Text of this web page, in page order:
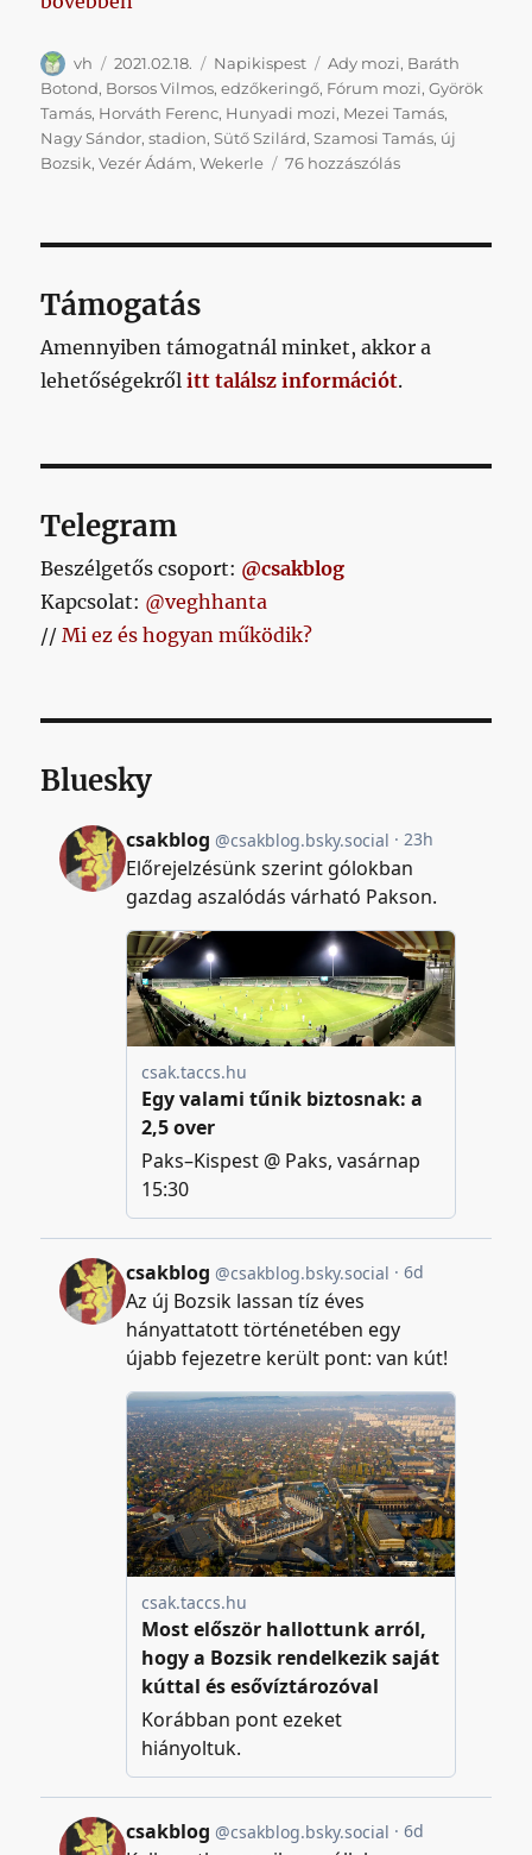
Szerző
vh Közzétéve
2021.02.18. Kategória
Napikispest Címke
Ady mozi, Baráth
Botond, Borsos Vilmos,edzőkeringő, Fórum mozi,Györök
Tamás, Horváth Ferenc, Hunyadi mozi, Mezei Tamás,
Nagy Sándor,stadion,Sütő Szilárd,Szamosi Tamás, új
Bozsik,Vezér Ádám,Wekerle 76 hozzászólásNapikispest
Támogatás
Amennyiben támogatnál minket, akkor a
lehetőségekrőlitt találsz információt.
Telegram
Beszélgetős csoport: @csakblog
Kapcsolat: @veghhanta
//Mi ez és hogyan működik?
Bluesky